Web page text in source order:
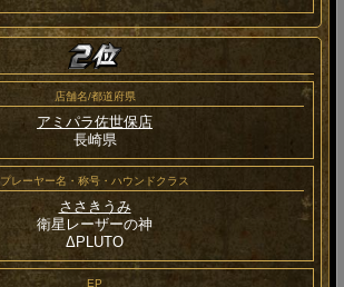
店舗名/都道府県
アミパラ佐世保店
長崎県
プレーヤー名・称号・ハウンドクラス
ささきうみ
衛星レーザーの神
ΔPLUTO
EP